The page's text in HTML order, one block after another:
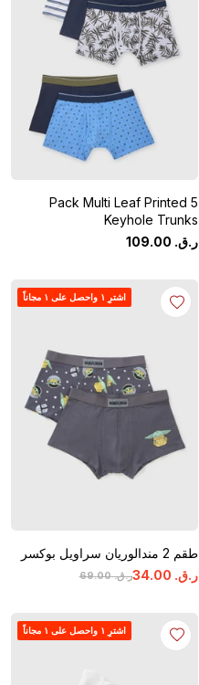
5 Pack Multi Leaf Printed
Keyhole Trunks
ر.ق.
109.00
اشترِ ١ واحصل على ١ مجاناً
طقم 2 مندالوريان سراويل بوكسر
ر.ق.‏
69.00 ر.ق. 34.00
اشترِ ١ واحصل على ١ مجاناً